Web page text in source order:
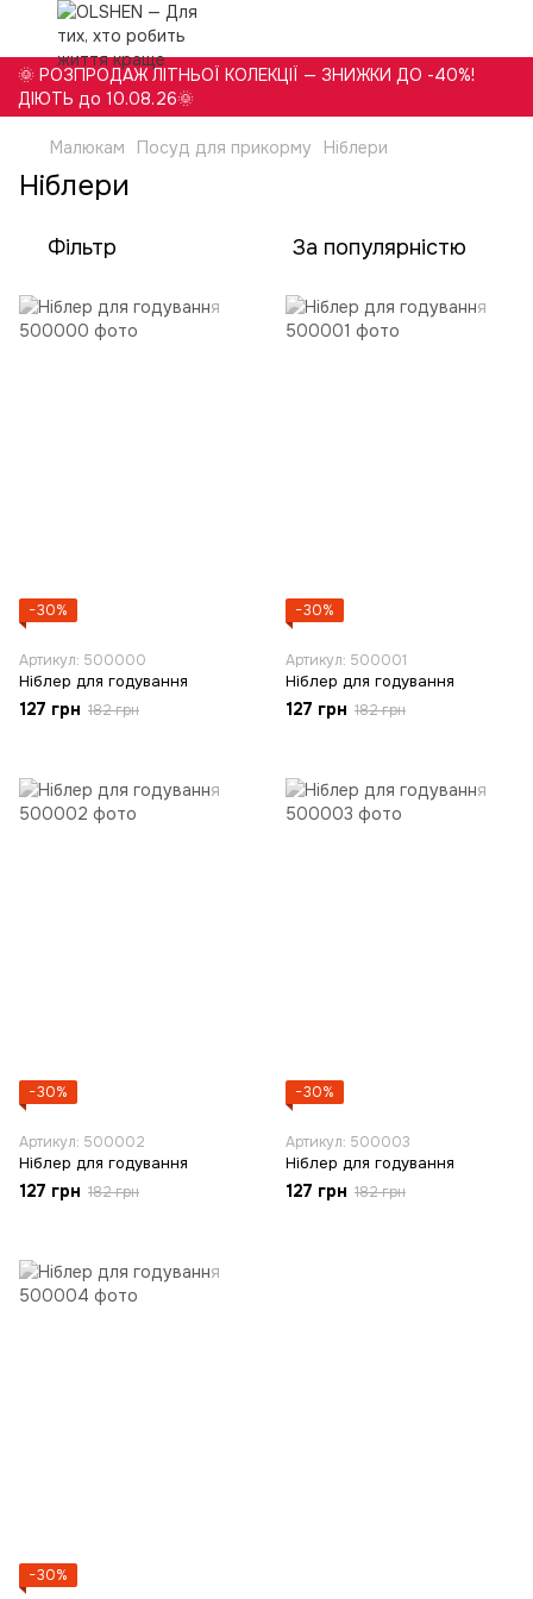
🌞 РОЗПРОДАЖ ЛІТНЬОЇ КОЛЕКЦІЇ — ЗНИЖКИ ДО -40%!
ДІЮТЬ до 10.08.26🌞
Малюкам Посуд для прикорму Ніблери
Ніблери
Фільтр За популярністю
−30%
Артикул: 500000
Ніблер для годування
127 грн 182 грн
−30%
Артикул: 500001
Ніблер для годування
127 грн 182 грн
−30%
Артикул: 500002
Ніблер для годування
127 грн 182 грн
−30%
Артикул: 500003
Ніблер для годування
127 грн 182 грн
−30%